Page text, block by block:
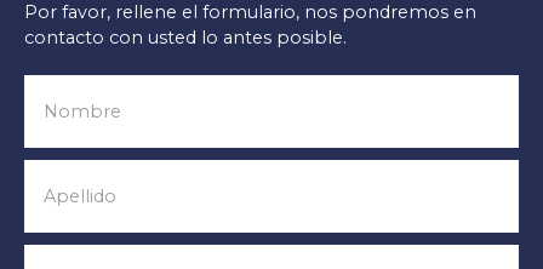
Por favor, rellene el formulario, nos pondremos en
contacto con usted lo antes posible.
Nombre
Apellido